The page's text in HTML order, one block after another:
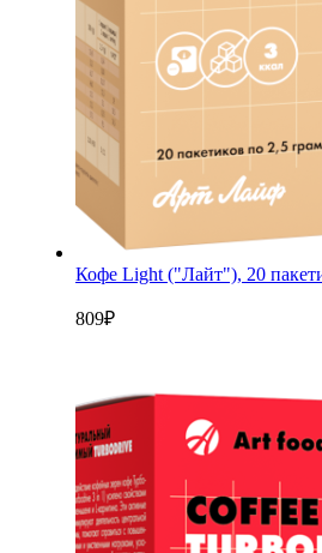
Кофе Light ("Лайт"), 20
809₽